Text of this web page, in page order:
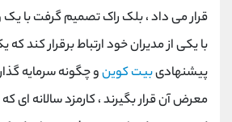
قرار می داد ، بلک راک تصمیم گرفت با
با یکی از مدیران خود ارتباط برقرار کند
پیشنهادیبیت کوینو چگونه سرمایه
معرض آن قرار بگیرند ، کارمزد سالانه ای